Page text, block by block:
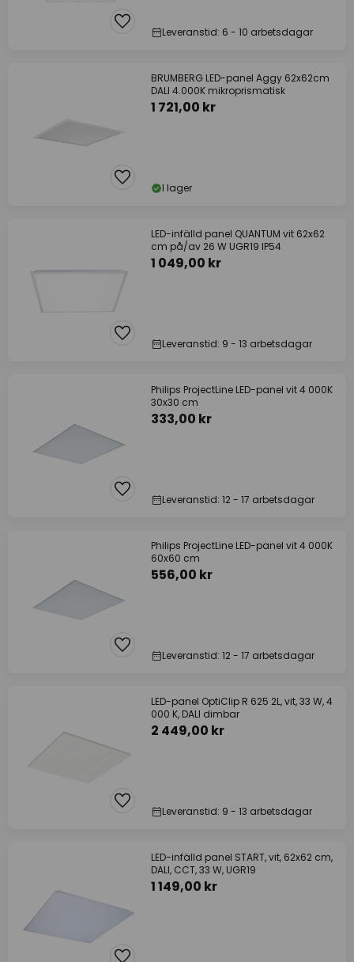
Leveranstid: 6 - 10 arbetsdagar
BRUMBERG LED-panel Aggy 62x62cm
DALI 4.000K mikroprismatisk
1 721,00 kr
I lager
LED-infälld panel QUANTUM vit 62x62
cm på/av 26 W UGR19 IP54
1 049,00 kr
Leveranstid: 9 - 13 arbetsdagar
Philips ProjectLine LED-panel vit 4 000K
30x30 cm
333,00 kr
Leveranstid: 12 - 17 arbetsdagar
Philips ProjectLine LED-panel vit 4 000K
60x60 cm
556,00 kr
Leveranstid: 12 - 17 arbetsdagar
LED-panel OptiClip R 625 2L, vit, 33 W, 4
000 K, DALI dimbar
2 449,00 kr
Leveranstid: 9 - 13 arbetsdagar
LED-infälld panel START, vit, 62x62 cm,
DALI, CCT, 33 W, UGR19
1 149,00 kr